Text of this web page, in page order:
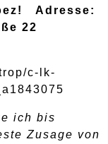
Adresse:
22
c-lk-
ich bis
Zusage von